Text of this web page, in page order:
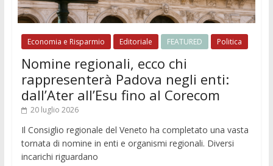
Economia e Risparmio Editoriale FEATURED Politica
Nomine regionali, ecco chi
rappresenterà Padova negli enti:
dall’Ater all’Esu fino al Corecom
20 luglio 2026
Il Consiglio regionale del Veneto ha completato una vasta
tornata di nomine in enti e organismi regionali. Diversi
incarichi riguardano